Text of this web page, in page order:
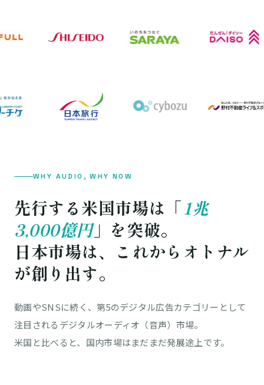
WHY AUDIO, WHY NOW
先行する米国市場は「1兆
3,000億円」を突破。
日本市場は、これからオトナル
が創り出す。
動画やSNSに続く、第5のデジタル広告カテゴリーとして
注目されるデジタルオーディオ（音声）市場。
米国と比べると、国内市場はまだまだ発展途上です。